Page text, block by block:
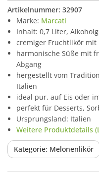
Artikelnummer: 32907
Marke: Marcati
Inhalt: 0,7 Liter,
cremiger Fruchtlikör mit
harmonische Süße mit
Abgang
hergestellt vom
Italien
ideal pur, auf Eis oder
perfekt für Desserts,
Ursprungsland: Italien
Weitere Produktdetails
Kategorie: Melonenlikör